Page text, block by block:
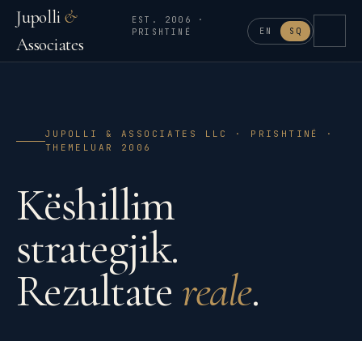
Jupolli&
Associates
EST. 2006 ·
PRISHTINË
EN SQ
JUPOLLI & ASSOCIATES LLC · PRISHTINË ·
THEMELUAR 2006
Këshillim
strategjik.
Rezultate reale.